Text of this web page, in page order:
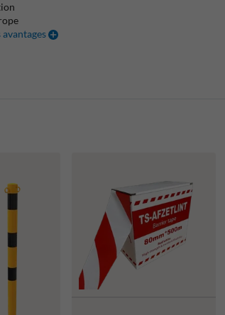
avantages